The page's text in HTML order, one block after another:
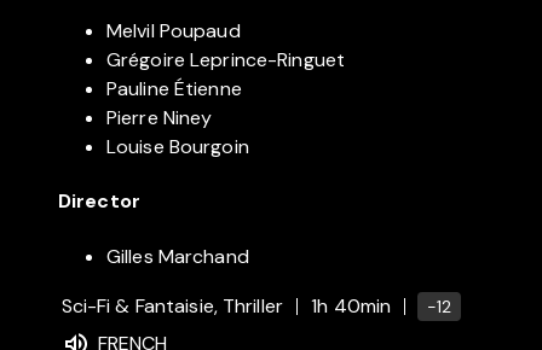
Melvil Poupaud
Grégoire Leprince-Ringuet
Pauline Étienne
Pierre Niney
Louise Bourgoin
Director
Gilles Marchand
Sci-Fi & Fantaisie, Thriller
1h 40min -12
FRENCH